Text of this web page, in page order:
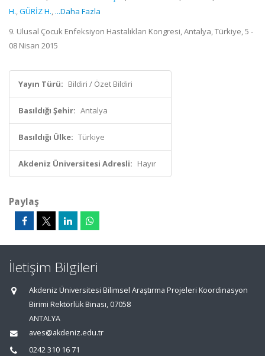
H.,GÜRİZ H., ...Daha Fazla
9. Ulusal Çocuk Enfeksiyon Hastalıkları Kongresi, Antalya, Türkiye, 5 -
08 Nisan 2015
Yayın Türü: Bildiri / Özet Bildiri
Basıldığı Şehir: Antalya
Basıldığı Ülke: Türkiye
Akdeniz Üniversitesi Adresli: Hayır
Paylaş
İletişim Bilgileri
Akdeniz Üniversitesi Bilimsel Araştırma Projeleri Koordinasyon
Birimi Rektörlük Binası, 07058
ANTALYA
aves@akdeniz.edu.tr
0242 310 16 71